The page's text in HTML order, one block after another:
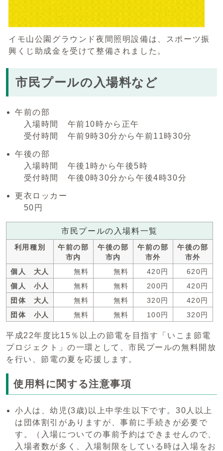
イモ山公園グラウンド夜間照明設備は、スポーツ振
興くじ助成金を受けて整備されました。
市民プールの入場料など
午前の部
入場時間 午前10時から正午
受付時間 午前9時30分から午前11時30分
午後の部
入場時間 午後1時から午後5時
受付時間 午後0時30分から午後4時30分
更衣ロッカー
50円
市民プールの入場料一覧
利用種別
午前の部
市内
午後の部
市内
午前の部
市外
午後の部
市外
個人 大人
無料 無料 420円
620円
個人 小人
無料 無料 200円
420円
団体 大人
無料 無料 320円
420円
団体 小人
無料 無料 100円 320円
平成22年度比15％以上の節電を目指す「いこま節電
プロジェクト」の一環として、市民プールの無料開放
を行い、節電の夏を応援します。
使用料に関する注意事項
小人は、幼児(3歳)以上中学生以下です。30人以上
は団体割引がありますが、事前に手続きが必要で
す。（入場についての事前予約はできませんので、
入場者数が多く、入場制限をしている時は入場をお